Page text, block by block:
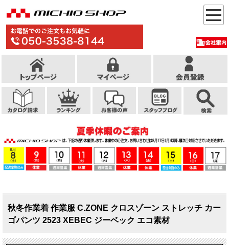
秋冬作業着 作業服 C.ZONE クロスゾーン ストレッチ カー
ゴパンツ 2523 XEBEC ジーベック エコ素材